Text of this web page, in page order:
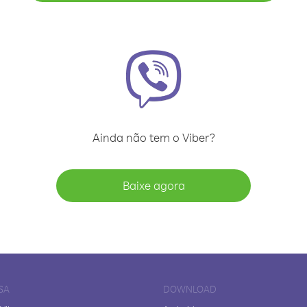
Ainda não tem o Viber?
Baixe agora
DOWNLOAD